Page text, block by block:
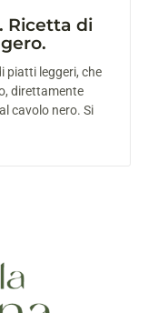
Ricetta di
piatti leggeri, che
direttamente
cavolo nero. Si